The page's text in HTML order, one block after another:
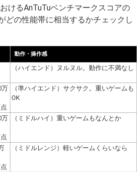
けるAnTuTuベンチマークスコアの
どの性能帯に相当するかチェックし
動作・操作感
（ハイエンド）ヌルヌル。動作に不満なし
万
（準ハイエンド）サクサク。重いゲームも
OK
万
（ミドルハイ）重いゲームもなんとか
（ミドルレンジ）軽いゲームくらいなら